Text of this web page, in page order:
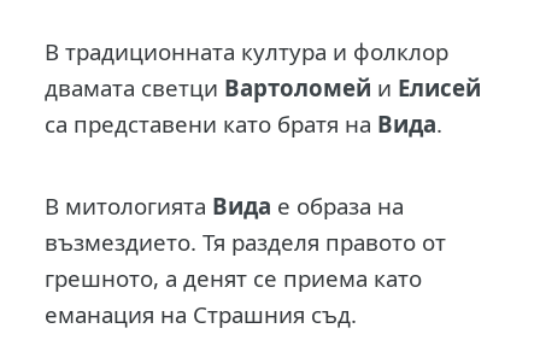
В традиционната култура и фолклор
двамата светци Вартоломей и Елисей
са представени като братя на Вида.
В митологията Вида е образа на
възмездието. Тя разделя правото от
грешното, а денят се приема като
еманация на Страшния съд.